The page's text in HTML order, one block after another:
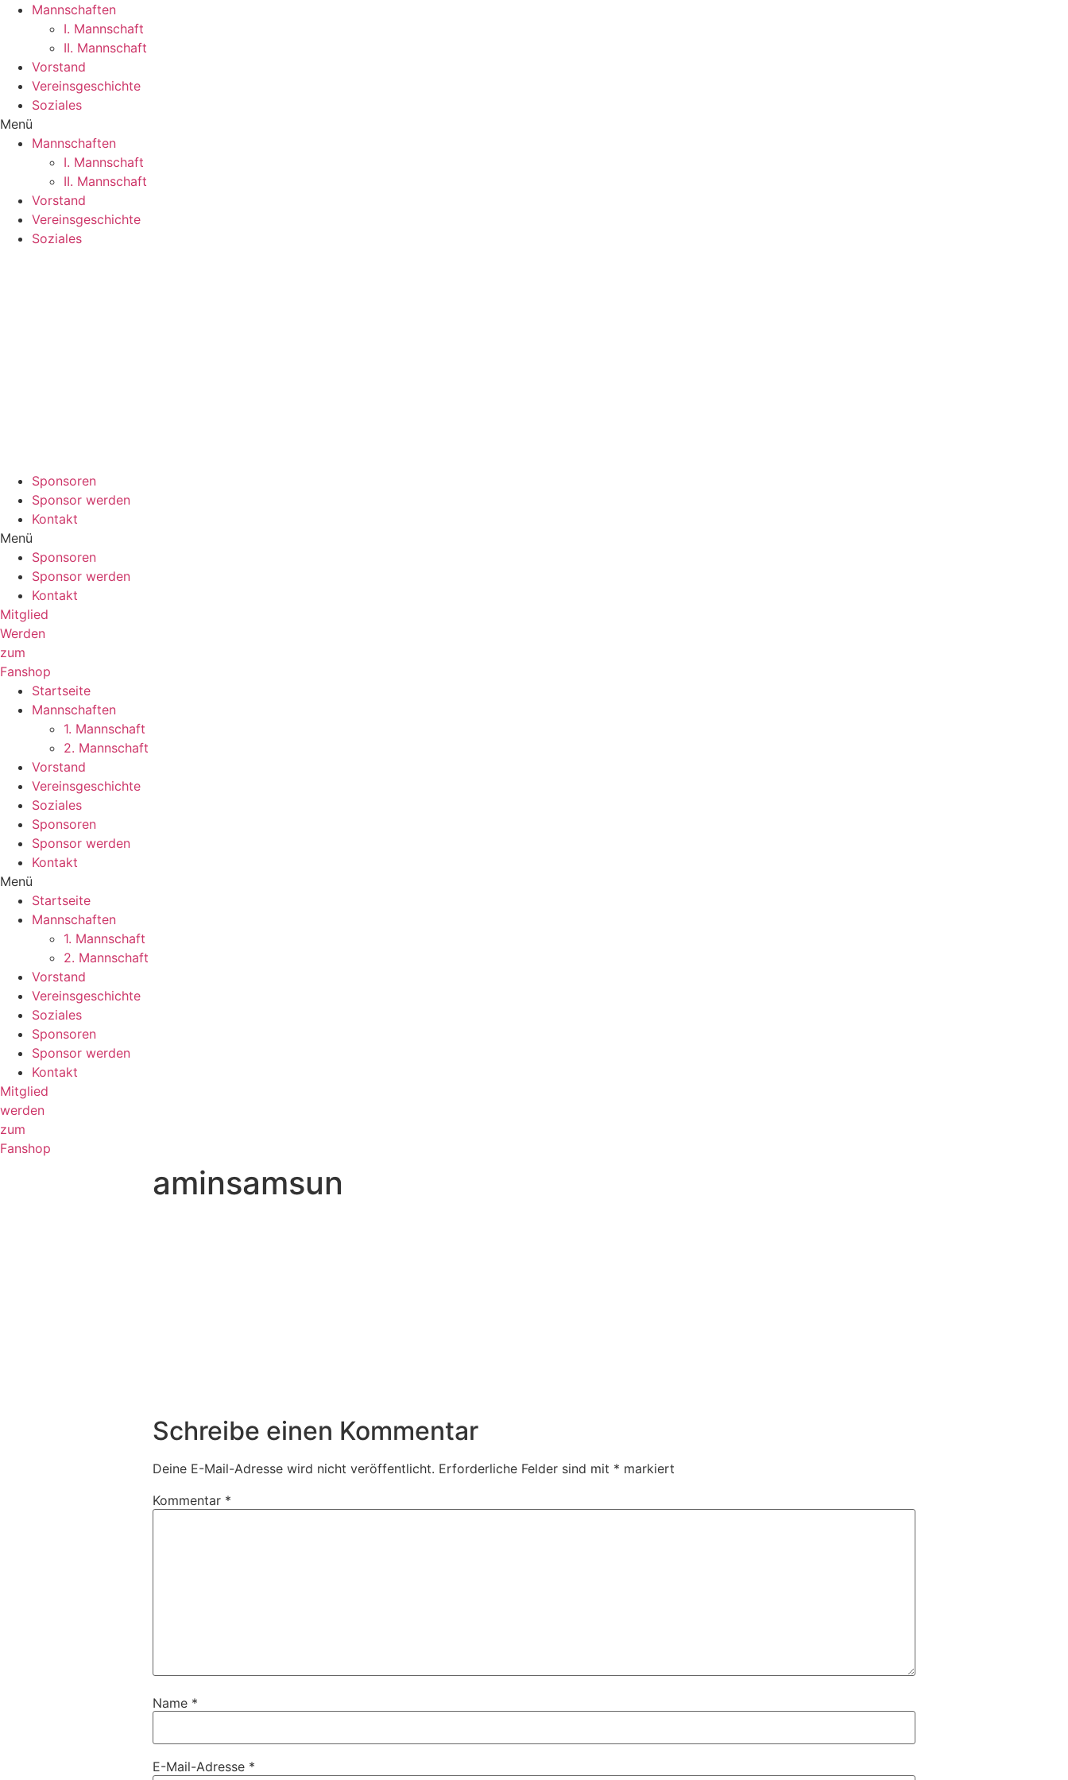
Mannschaften
I. Mannschaft
II. Mannschaft
Vorstand
Vereinsgeschichte
Soziales
Menü
Mannschaften
I. Mannschaft
II. Mannschaft
Vorstand
Vereinsgeschichte
Soziales
Sponsoren
Sponsor werden
Kontakt
Menü
Sponsoren
Sponsor werden
Kontakt
Mitglied
Werden
zum
Fanshop
Startseite
Mannschaften
1. Mannschaft
2. Mannschaft
Vorstand
Vereinsgeschichte
Soziales
Sponsoren
Sponsor werden
Kontakt
Menü
Startseite
Mannschaften
1. Mannschaft
2. Mannschaft
Vorstand
Vereinsgeschichte
Soziales
Sponsoren
Sponsor werden
Kontakt
Mitglied
werden
zum
Fanshop
aminsamsun
Schreibe einen Kommentar
Deine E-Mail-Adresse wird nicht veröffentlicht. Erforderliche Felder sind mit * markiert
Kommentar *
Name *
E-Mail-Adresse *